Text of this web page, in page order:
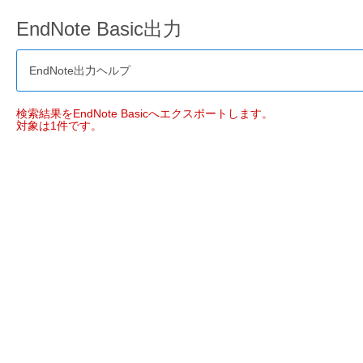
EndNote Basic出力
EndNote出力ヘルプ
検索結果をEndNote Basicへエクスポートします。
対象は1件です。